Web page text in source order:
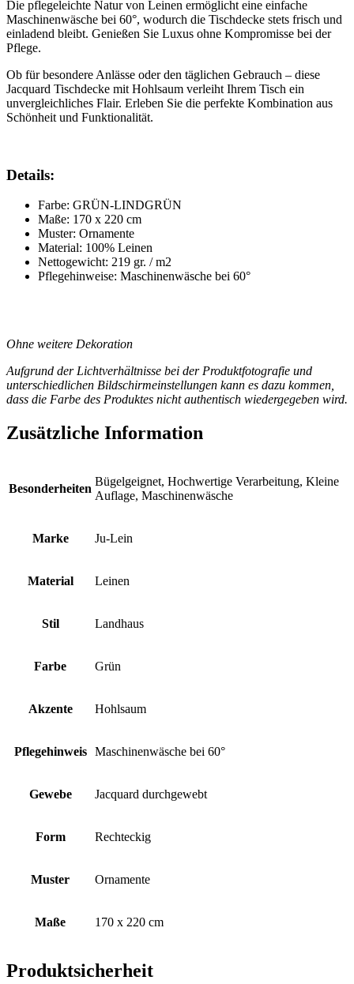
Die pflegeleichte Natur von Leinen ermöglicht eine einfache
Maschinenwäsche bei 60°, wodurch die Tischdecke stets frisch und
einladend bleibt. Genießen Sie Luxus ohne Kompromisse bei der
Pflege.
Ob für besondere Anlässe oder den täglichen Gebrauch – diese
Jacquard Tischdecke mit Hohlsaum verleiht Ihrem Tisch ein
unvergleichliches Flair. Erleben Sie die perfekte Kombination aus
Schönheit und Funktionalität.
Details:
Farbe: GRÜN-LINDGRÜN
Maße: 170 x 220 cm
Muster: Ornamente
Material: 100% Leinen
Nettogewicht: 219 gr. / m2
Pflegehinweise: Maschinenwäsche bei 60°
Ohne weitere Dekoration
Aufgrund der Lichtverhältnisse bei der Produktfotografie und
unterschiedlichen Bildschirmeinstellungen kann es dazu kommen,
dass die Farbe des Produktes nicht authentisch wiedergegeben wird.
Zusätzliche Information
Besonderheiten
Bügelgeignet, Hochwertige Verarbeitung, Kleine
Auflage, Maschinenwäsche
Marke Ju-Lein
Material Leinen
Stil Landhaus
Farbe Grün
Akzente Hohlsaum
Pflegehinweis Maschinenwäsche bei 60°
Gewebe Jacquard durchgewebt
Form Rechteckig
Muster Ornamente
Maße 170 x 220 cm
Produktsicherheit